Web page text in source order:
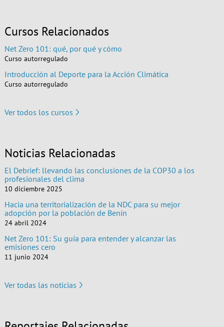
Cursos Relacionados
Net Zero 101: qué, por qué y cómo
Curso autorregulado
Introducción al Deporte para la Acción Climática
Curso autorregulado
Ver todos los cursos
Noticias Relacionadas
El Debrief: llevando las conclusiones de la COP30 a los
profesionales del clima
10 diciembre 2025
Hacia una territorialización de la NDC para su mejor
adopción por la población de Benín
24 abril 2024
Net Zero 101: Su guía para entender y alcanzar las
emisiones cero
11 junio 2024
Ver todas las noticias